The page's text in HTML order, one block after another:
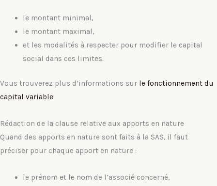
le montant minimal,
le montant maximal,
et les modalités à respecter pour modifier le capital
social dans ces limites.
Vous trouverez plus d’informations sur le fonctionnement du
capital variable.
Rédaction de la clause relative aux apports en nature
Quand des apports en nature sont faits à la SAS, il faut
préciser pour chaque apport en nature :
le prénom et le nom de l’associé concerné,